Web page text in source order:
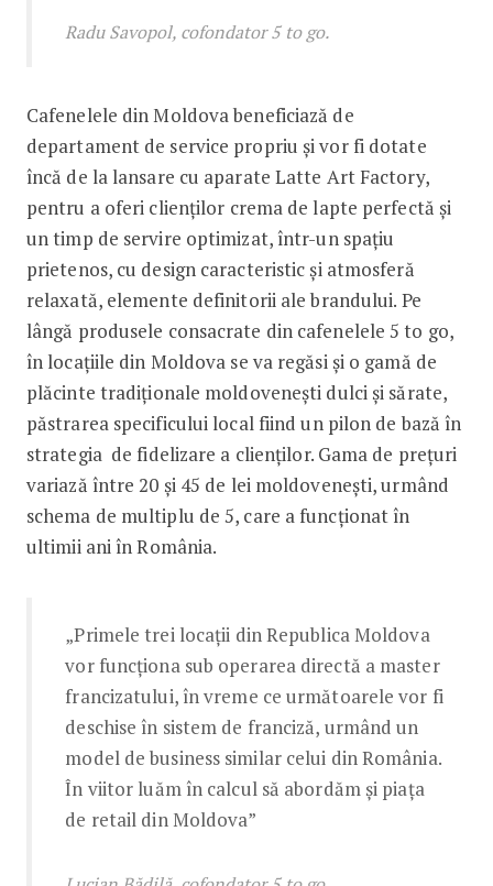
Radu Savopol, cofondator 5 to go.
Cafenelele din Moldova beneficiază de
departament de service propriu și vor fi dotate
încă de la lansare cu aparate Latte Art Factory,
pentru a oferi clienților crema de lapte perfectă și
un timp de servire optimizat, într-un spațiu
prietenos, cu design caracteristic și atmosferă
relaxată, elemente definitorii ale brandului. Pe
lângă produsele consacrate din cafenelele 5 to go,
în locațiile din Moldova se va regăsi și o gamă de
plăcinte tradiționale moldovenești dulci și sărate,
păstrarea specificului local fiind un pilon de bază în
strategia de fidelizare a clienților. Gama de prețuri
variază între 20 și 45 de lei moldovenești, urmând
schema de multiplu de 5, care a funcționat în
ultimii ani în România.
„Primele trei locații din Republica Moldova
vor funcționa sub operarea directă a master
francizatului, în vreme ce următoarele vor fi
deschise în sistem de franciză, urmând un
model de business similar celui din România.
În viitor luăm în calcul să abordăm și piața
de retail din Moldova”